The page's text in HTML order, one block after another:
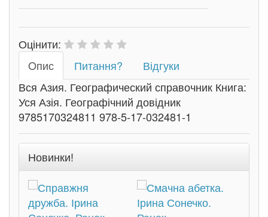
Оцінити:
Oпис
Питання?
Відгуки
Вся Азия. Географический справочник Книга:
Уся Азія. Географічний довідник
9785170324811 978-5-17-032481-1
Новинки!